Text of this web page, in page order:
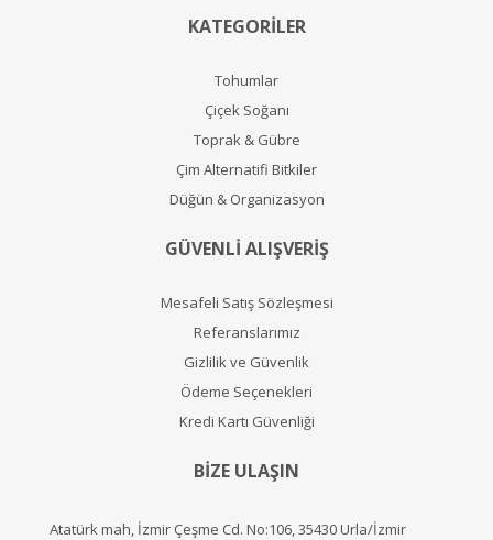
KATEGORİLER
Tohumlar
Çiçek Soğanı
Toprak & Gübre
Çim Alternatifi Bitkiler
Düğün & Organizasyon
GÜVENLİ ALIŞVERİŞ
Mesafeli Satış Sözleşmesi
Referanslarımız
Gizlilik ve Güvenlik
Ödeme Seçenekleri
Kredi Kartı Güvenliği
BİZE ULAŞIN
Atatürk mah, İzmir Çeşme Cd. No:106, 35430 Urla/İzmir